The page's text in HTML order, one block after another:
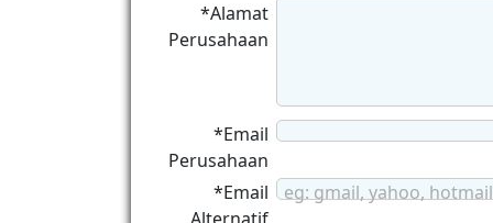
*Alamat
Perusahaan
*Email
Perusahaan
*Email
eg: gmail, yahoo, hotmail